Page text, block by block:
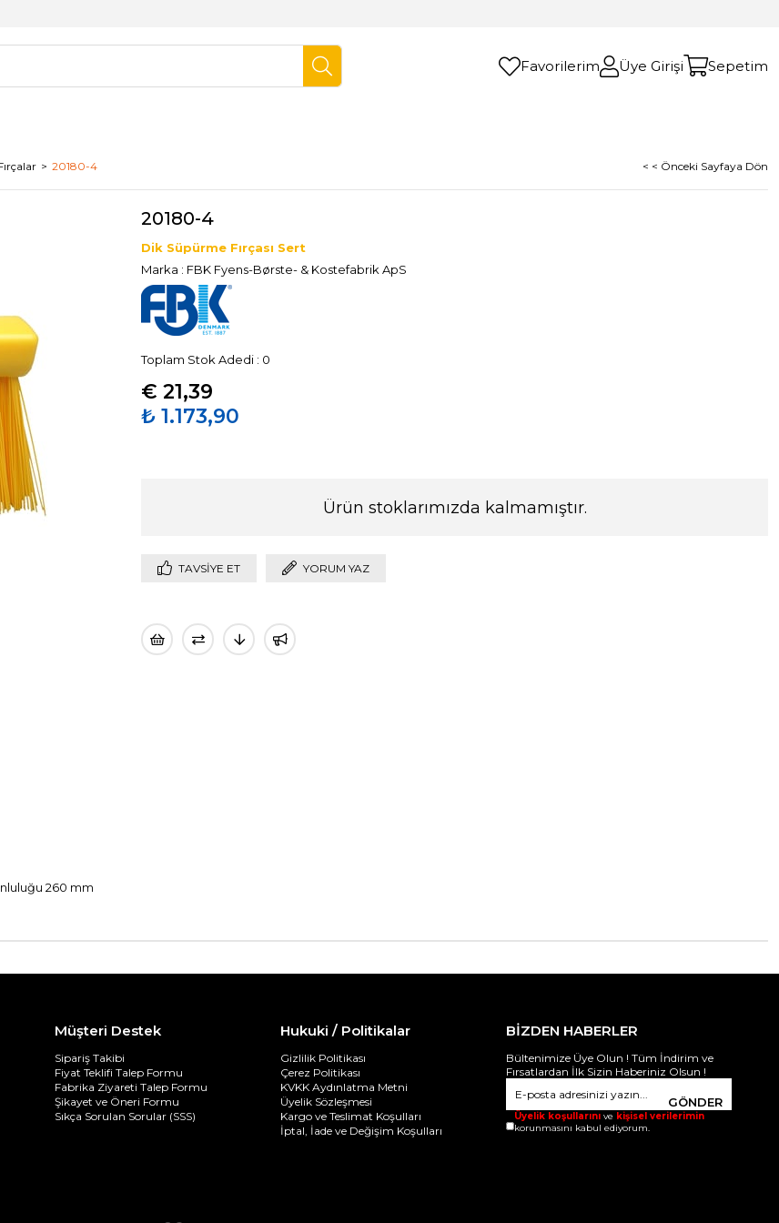
Favorilerim Üye Girişi Sepetim
20180-4 < < Önceki Sayfaya Dön
20180-4
Dik Süpürme Fırçası Sert
Marka : FBK Fyens-Børste- & Kostefabrik ApS
Toplam Stok Adedi : 0
€ 21,39
₺ 1.173,90
Ürün stoklarımızda kalmamıştır.
TAVSIYE ET YORUM YAZ
260 mm
Müşteri Destek
Sipariş Takibi
Fiyat Teklifi Talep Formu
Fabrika Ziyareti Talep Formu
Şikayet ve Öneri Formu
Sıkça Sorulan Sorular (SSS)
Hukuki / Politikalar
Gizlilik Politikası
Çerez Politikası
KVKK Aydınlatma Metni
Üyelik Sözleşmesi
Kargo ve Teslimat Koşulları
İptal, İade ve Değişim Koşulları
BİZDEN HABERLER
Bültenimize Üye Olun ! Tüm İndirim ve
Fırsatlardan İlk Sizin Haberiniz Olsun !
GÖNDER
Üyelik koşullarınıve kişisel verilerimin
korunmasını kabul ediyorum.